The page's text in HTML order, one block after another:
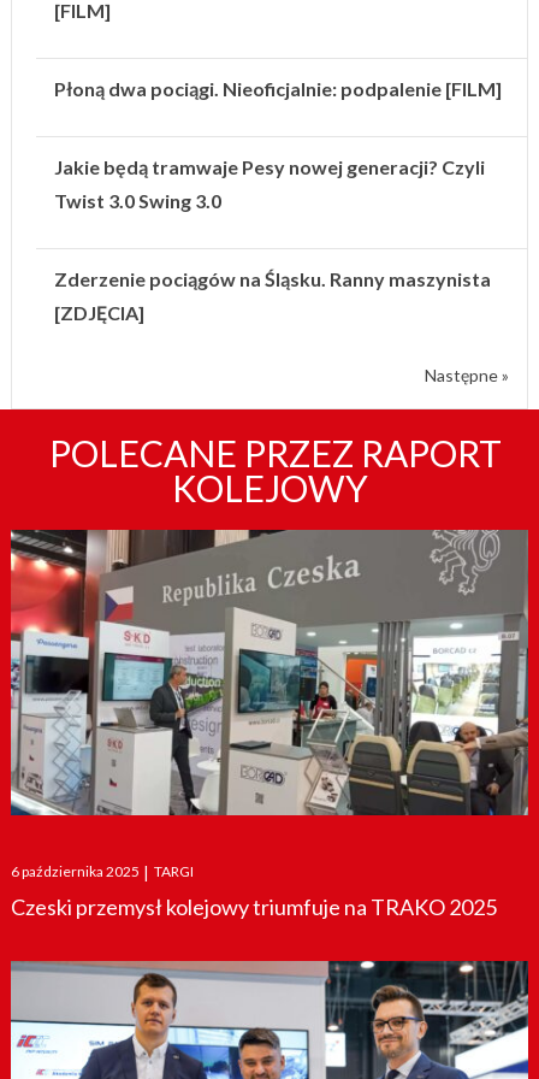
[FILM]
Płoną dwa pociągi. Nieoficjalnie: podpalenie [FILM]
Jakie będą tramwaje Pesy nowej generacji? Czyli
Twist 3.0 Swing 3.0
Zderzenie pociągów na Śląsku. Ranny maszynista
[ZDJĘCIA]
Następne »
POLECANE PRZEZ RAPORT
KOLEJOWY
Posted
on
6 października 2025 | TARGI
Czeski przemysł kolejowy triumfuje na TRAKO 2025